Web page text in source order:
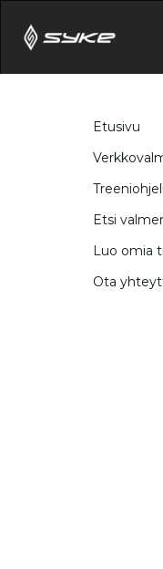
Etusivu
Etsi
Luo omia
Ota